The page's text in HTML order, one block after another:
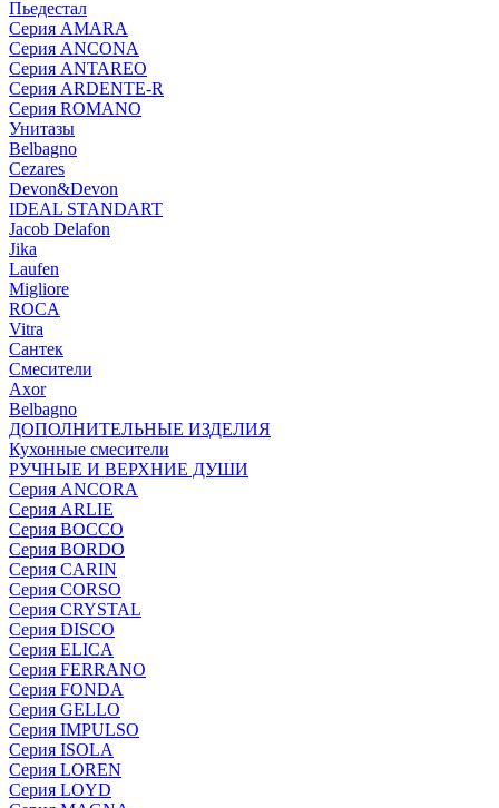
Пьедестал
Серия AMARA
Серия ANCONA
Серия ANTAREO
Серия ARDENTE-R
Серия ROMANO
Унитазы
Belbagno
Cezares
Devon&Devon
IDEAL STANDART
Jacob Delafon
Jika
Laufen
Migliore
ROCA
Vitra
Сантек
Смесители
Axor
Belbagno
ДОПОЛНИТЕЛЬНЫЕ ИЗДЕЛИЯ
Кухонные смесители
РУЧНЫЕ И ВЕРХНИЕ ДУШИ
Серия ANCORA
Серия ARLIE
Серия BOCCO
Серия BORDO
Серия CARIN
Серия CORSO
Серия CRYSTAL
Серия DISCO
Серия ELICA
Серия FERRANO
Серия FONDA
Серия GELLO
Серия IMPULSO
Серия ISOLA
Серия LOREN
Серия LOYD